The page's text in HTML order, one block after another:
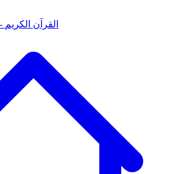
Qurani Kərim - القرآن الكريم